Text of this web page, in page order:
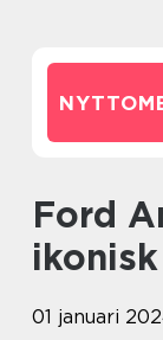
Ford Anglia 1959: En
01 januari